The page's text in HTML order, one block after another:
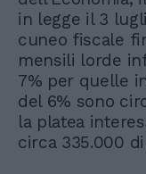
in legge il 3
cuneo fiscale
mensili lorde
7% per quelle
del 6% sono
la platea
circa 335.000